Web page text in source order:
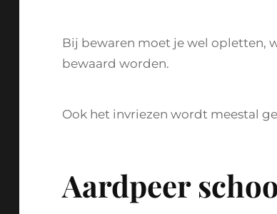
Bij bewaren moet je wel opletten,
bewaard worden.
Ook het invriezen wordt meestal
Aardpeer